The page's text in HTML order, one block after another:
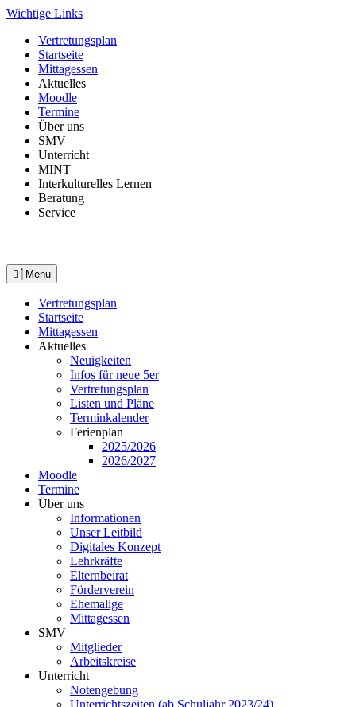
Skip
content
Wichtige Links
Vertretungsplan
Startseite
Mittagessen
Aktuelles
Moodle
Termine
Über uns
SMV
Unterricht
MINT
Interkulturelles Lernen
Beratung
Service
Menu
Vertretungsplan
Startseite
Mittagessen
Aktuelles
Neuigkeiten
Infos für neue 5er
Vertretungsplan
Listen und Pläne
Terminkalender
Ferienplan
2025/2026
2026/2027
Moodle
Termine
Über uns
Informationen
Unser Leitbild
Digitales Konzept
Lehrkräfte
Elternbeirat
Förderverein
Ehemalige
Mittagessen
SMV
Mitglieder
Arbeitskreise
Unterricht
Notengebung
Unterrichtszeiten (ab Schuljahr 2023/24)